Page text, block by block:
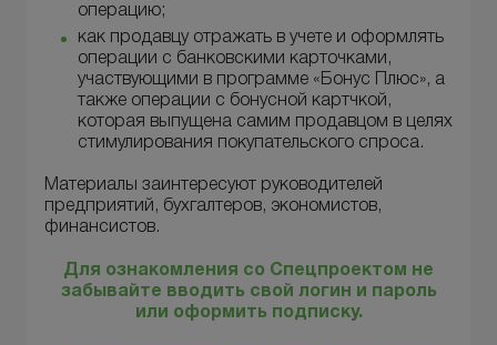
операцию;
как продавцу отражать в учете и оформлять
операции с банковскими карточками,
участвующими в программе «Бонус Плюс», а
также операции с бонусной картчкой,
которая выпущена самим продавцом в целях
стимулирования покупательского спроса.
Материалы заинтересуют руководителей
предприятий, бухгалтеров, экономистов,
финансистов.
Для ознакомления со Спецпроектом не
забывайте вводить свой логин и пароль
или оформить подписку.